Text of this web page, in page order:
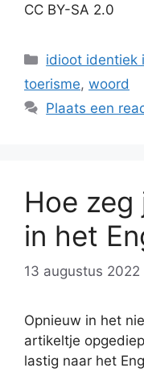
CC BY-SA 2.0
Categorieën
idioot identiek
toerisme, woord
Plaats een
Hoe zeg
in het
13 augustus 2022
Opnieuw in het
artikeltje
lastig naar het